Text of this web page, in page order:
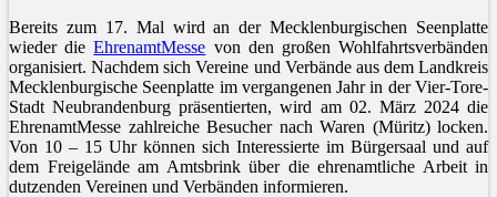
Bereits zum 17. Mal wird an der Mecklenburgischen Seenplatte
wieder dieEhrenamtMesse von den großen Wohlfahrtsverbänden
organisiert. Nachdem sich Vereine und Verbände aus dem Landkreis
Mecklenburgische Seenplatte im vergangenen Jahr in der Vier-Tore-
Stadt Neubrandenburg präsentierten, wird am 02. März 2024 die
EhrenamtMesse zahlreiche Besucher nach Waren (Müritz) locken.
Von 10 – 15 Uhr können sich Interessierte im Bürgersaal und auf
dem Freigelände am Amtsbrink über die ehrenamtliche Arbeit in
dutzenden Vereinen und Verbänden informieren.